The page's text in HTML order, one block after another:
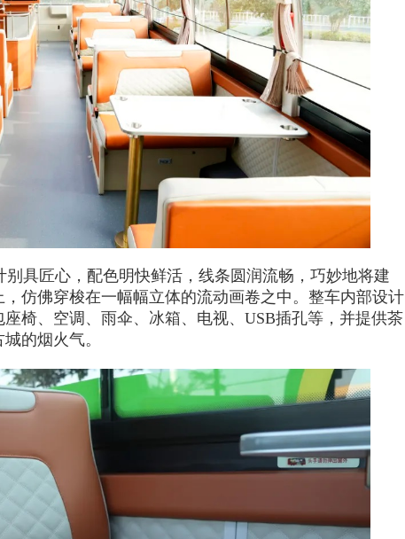
具匠心，配色明快鲜活，线条圆润流畅，巧妙地将建
仿佛穿梭在一幅幅立体的流动画卷之中。整车内部设计
椅、空调、雨伞、冰箱、电视、USB插孔等，并提供茶
的烟火气。